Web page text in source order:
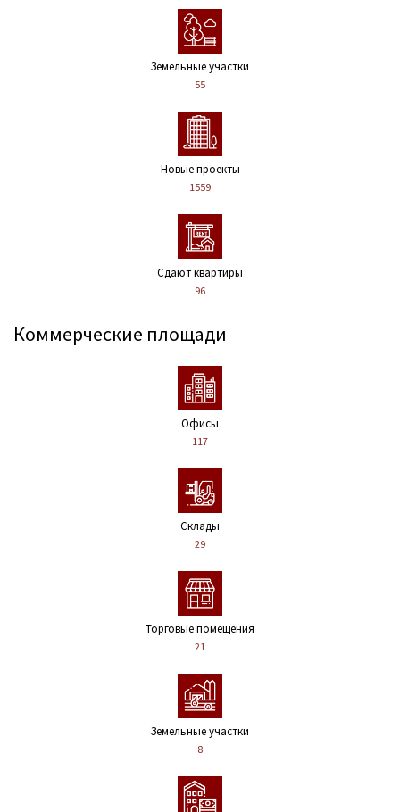
Земельные участки
55
Новые проекты
1559
Сдают квартиры
96
Коммерческие площади
Офисы
117
Склады
29
Торговые помещения
21
Земельные участки
8